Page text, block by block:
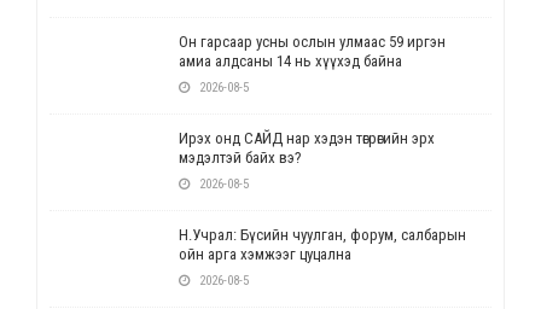
Он гарсаар усны ослын улмаас 59 иргэн
амиа алдсаны 14 нь хүүхэд байна
2026-08-5
Ирэх онд САЙД нар хэдэн төгрөгийн эрх
мэдэлтэй байх вэ?
2026-08-5
Н.Учрал: Бүсийн чуулган, форум, салбарын
ойн арга хэмжээг цуцална
2026-08-5